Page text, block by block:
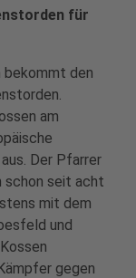
für
bekommt den
am
Der Pfarrer
schon seit acht
mit dem
und
gegen